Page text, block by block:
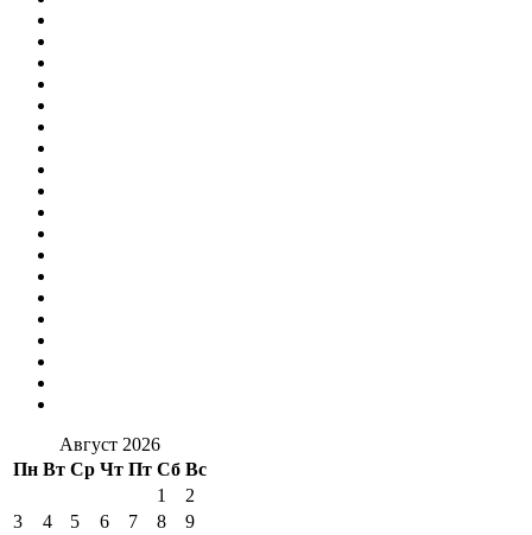
Август 2026
Пн Вт Ср Чт Пт Сб Вс
1
2
3
4 5 6 7 8
9